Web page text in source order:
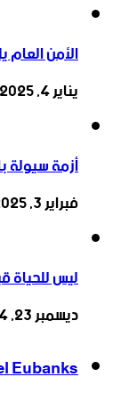
الأمن
يناير 4, 2025
أزمة سيولة
فبراير 3, 2025
ليس للحياة
ديسمبر 23, 2024
Eubanks